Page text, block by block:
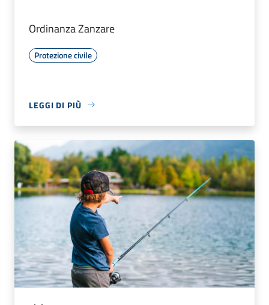
Ordinanza Zanzare
Protezione civile
LEGGI DI PIÙ